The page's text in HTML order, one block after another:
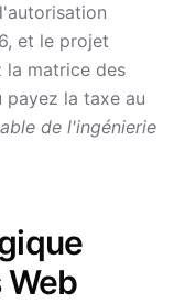
et le projet
la matrice des
payez la taxe au
de l'ingénierie